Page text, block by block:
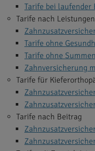
Tarife bei laufender
Tarife nach Leistungen
Tarife ohne
Tarife ohne
Zahnversicherung
Tarife für
Tarife nach Beitrag